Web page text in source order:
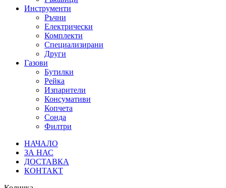
Инструменти
Ръчни
Електрически
Комплекти
Специализирани
Други
Газови
Бутилки
Рейка
Изпарители
Консумативи
Копчета
Сонда
Филтри
НАЧАЛО
ЗА НАС
ДОСТАВКА
КОНТАКТ